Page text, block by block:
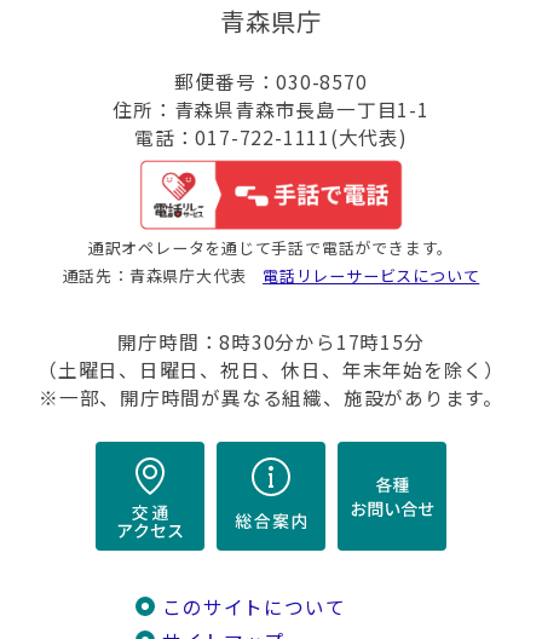
青森県庁
郵便番号：030-8570
住所：青森県青森市長島一丁目1-1
電話：017-722-1111(大代表)
通訳オペレータを通じて手話で電話ができます。
通話先：青森県庁大代表 電話リレーサービスについて
開庁時間：8時30分から17時15分
（土曜日、日曜日、祝日、休日、年末年始を除く）
※一部、開庁時間が異なる組織、施設があります。
このサイトについて